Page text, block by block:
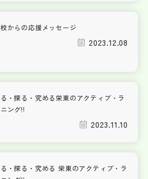
からの応援メッセージ
2023.12.08
・探る・究める栄東のアクティブ・ラ
ング!!
2023.11.10
・探る・究める 栄東のアクティブ・ラ